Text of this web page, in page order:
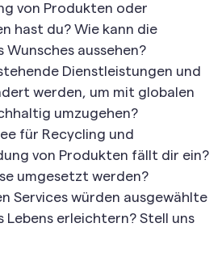
von Produkten oder
hast du? Wie kann die
Wunsches aussehen?
Dienstleistungen und
werden, um mit globalen
umzugehen?
für Recycling und
von Produkten fällt dir ein?
umgesetzt werden?
Services würden ausgewählte
Lebens erleichtern? Stell uns